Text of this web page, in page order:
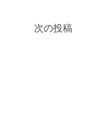
次の投稿